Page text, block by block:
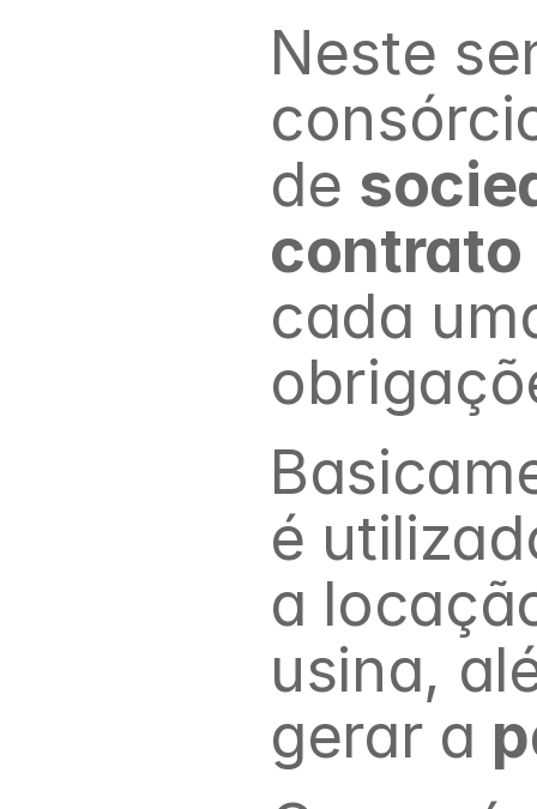
Neste
de
contrato
cada
é
a
usina,
gerar a